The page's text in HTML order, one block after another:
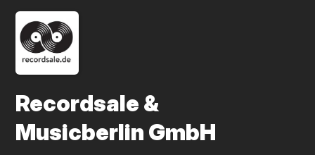
Recordsale &
Musicberlin GmbH